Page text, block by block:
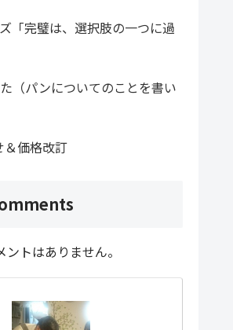
「完璧は、選択肢の一つに過
（パンについてのことを書い
＆価格改訂
トはありません。